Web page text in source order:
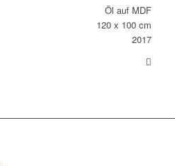
Öl auf MDF
120 x 100 cm
2017